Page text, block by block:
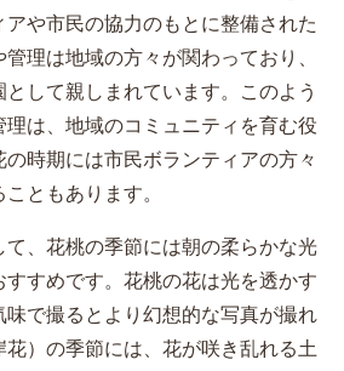
や市民の協力のもとに整備された
理は地域の方々が関わっており、
して親しまれています。このよう
理は、地域のコミュニティを育む役
時期には市民ボランティアの方々
ともあります。
、花桃の季節には朝の柔らかな光
すめです。花桃の花は光を透かす
味で撮るとより幻想的な写真が撮れ
花）の季節には、花が咲き乱れる土